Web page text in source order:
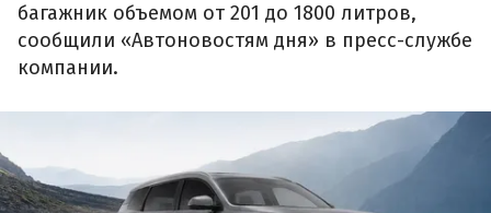
багажник объемом от 201 до 1800 литров,
сообщили «Автоновостям дня» в пресс-службе
компании.